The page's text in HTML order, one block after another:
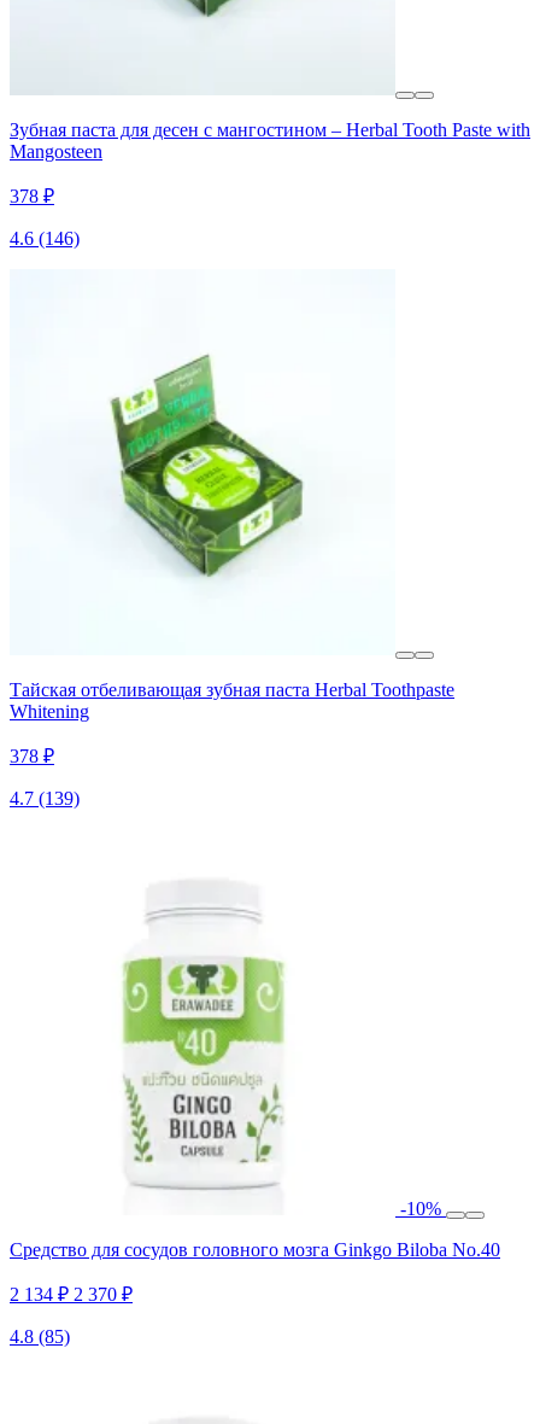
Зубная паста для десен с мангостином – Herbal Tooth Paste with
Mangosteen
378 ₽
4.6 (146)
Тайская отбеливающая зубная паста Herbal Toothpaste
Whitening
378 ₽
4.7 (139)
-10%
Средство для сосудов головного мозга Ginkgo Biloba No.40
2 134 ₽ 2 370 ₽
4.8 (85)